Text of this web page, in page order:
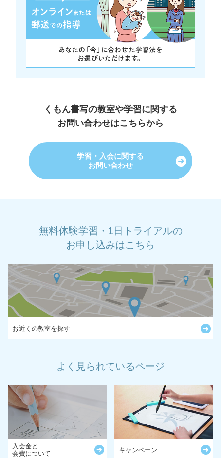
くもん書写の教室や学習に関する
お問い合わせはこちらから
学習・入会に関する
お問い合わせ
無料体験学習・1日トライアルの
お申し込みはこちら
お近くの教室を探す
よく見られているページ
入会金と
会費について
キャンペーン